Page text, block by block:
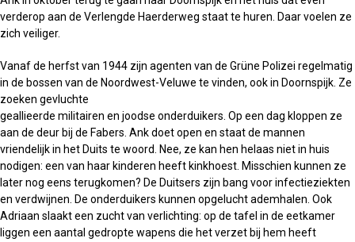
verderop aan de Verlengde Haerderweg staat te huren. Daar voelen ze
zich veiliger.
Vanaf de herfst van 1944 zijn agenten van de Grüne Polizei regelmatig
in de bossen van de Noordwest-Veluwe te vinden, ook in Doornspijk. Ze
zoeken gevluchte
geallieerde militairen en joodse onderduikers. Op een dag kloppen ze
aan de deur bij de Fabers. Ank doet open en staat de mannen
vriendelijk in het Duits te woord. Nee, ze kan hen helaas niet in huis
nodigen: een van haar kinderen heeft kinkhoest. Misschien kunnen ze
later nog eens terugkomen? De Duitsers zijn bang voor infectieziekten
en verdwijnen. De onderduikers kunnen opgelucht ademhalen. Ook
Adriaan slaakt een zucht van verlichting: op de tafel in de eetkamer
liggen een aantal gedropte wapens die het verzet bij hem heeft